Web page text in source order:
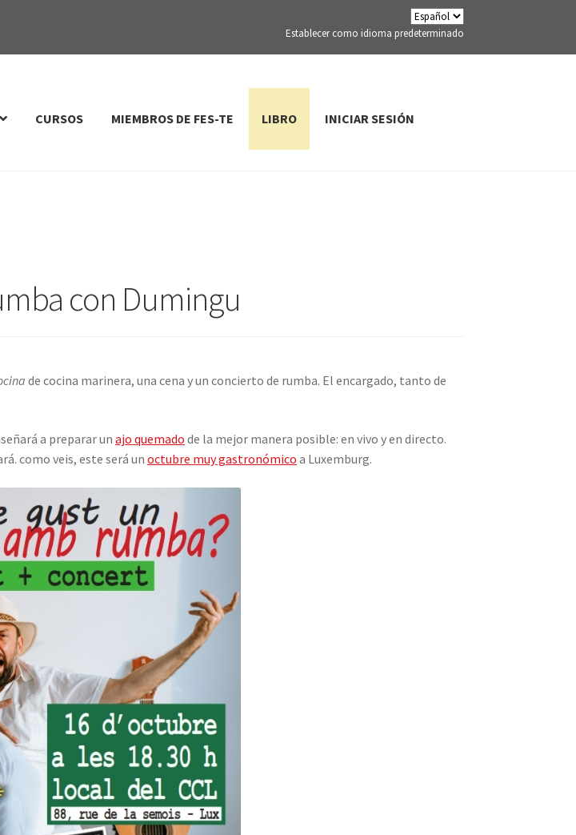
Establecer como idioma predeterminado
CURSOS MIEMBROS DE FES-TE LIBRO INICIAR SESIÓN
con Dumingu
de cocina marinera, una cena y un concierto de rumba. El encargado, tanto de
a preparar unajo quemado de la mejor manera posible: en vivo y en directo.
como veis, este será unoctubre muy gastronómico a Luxemburg.